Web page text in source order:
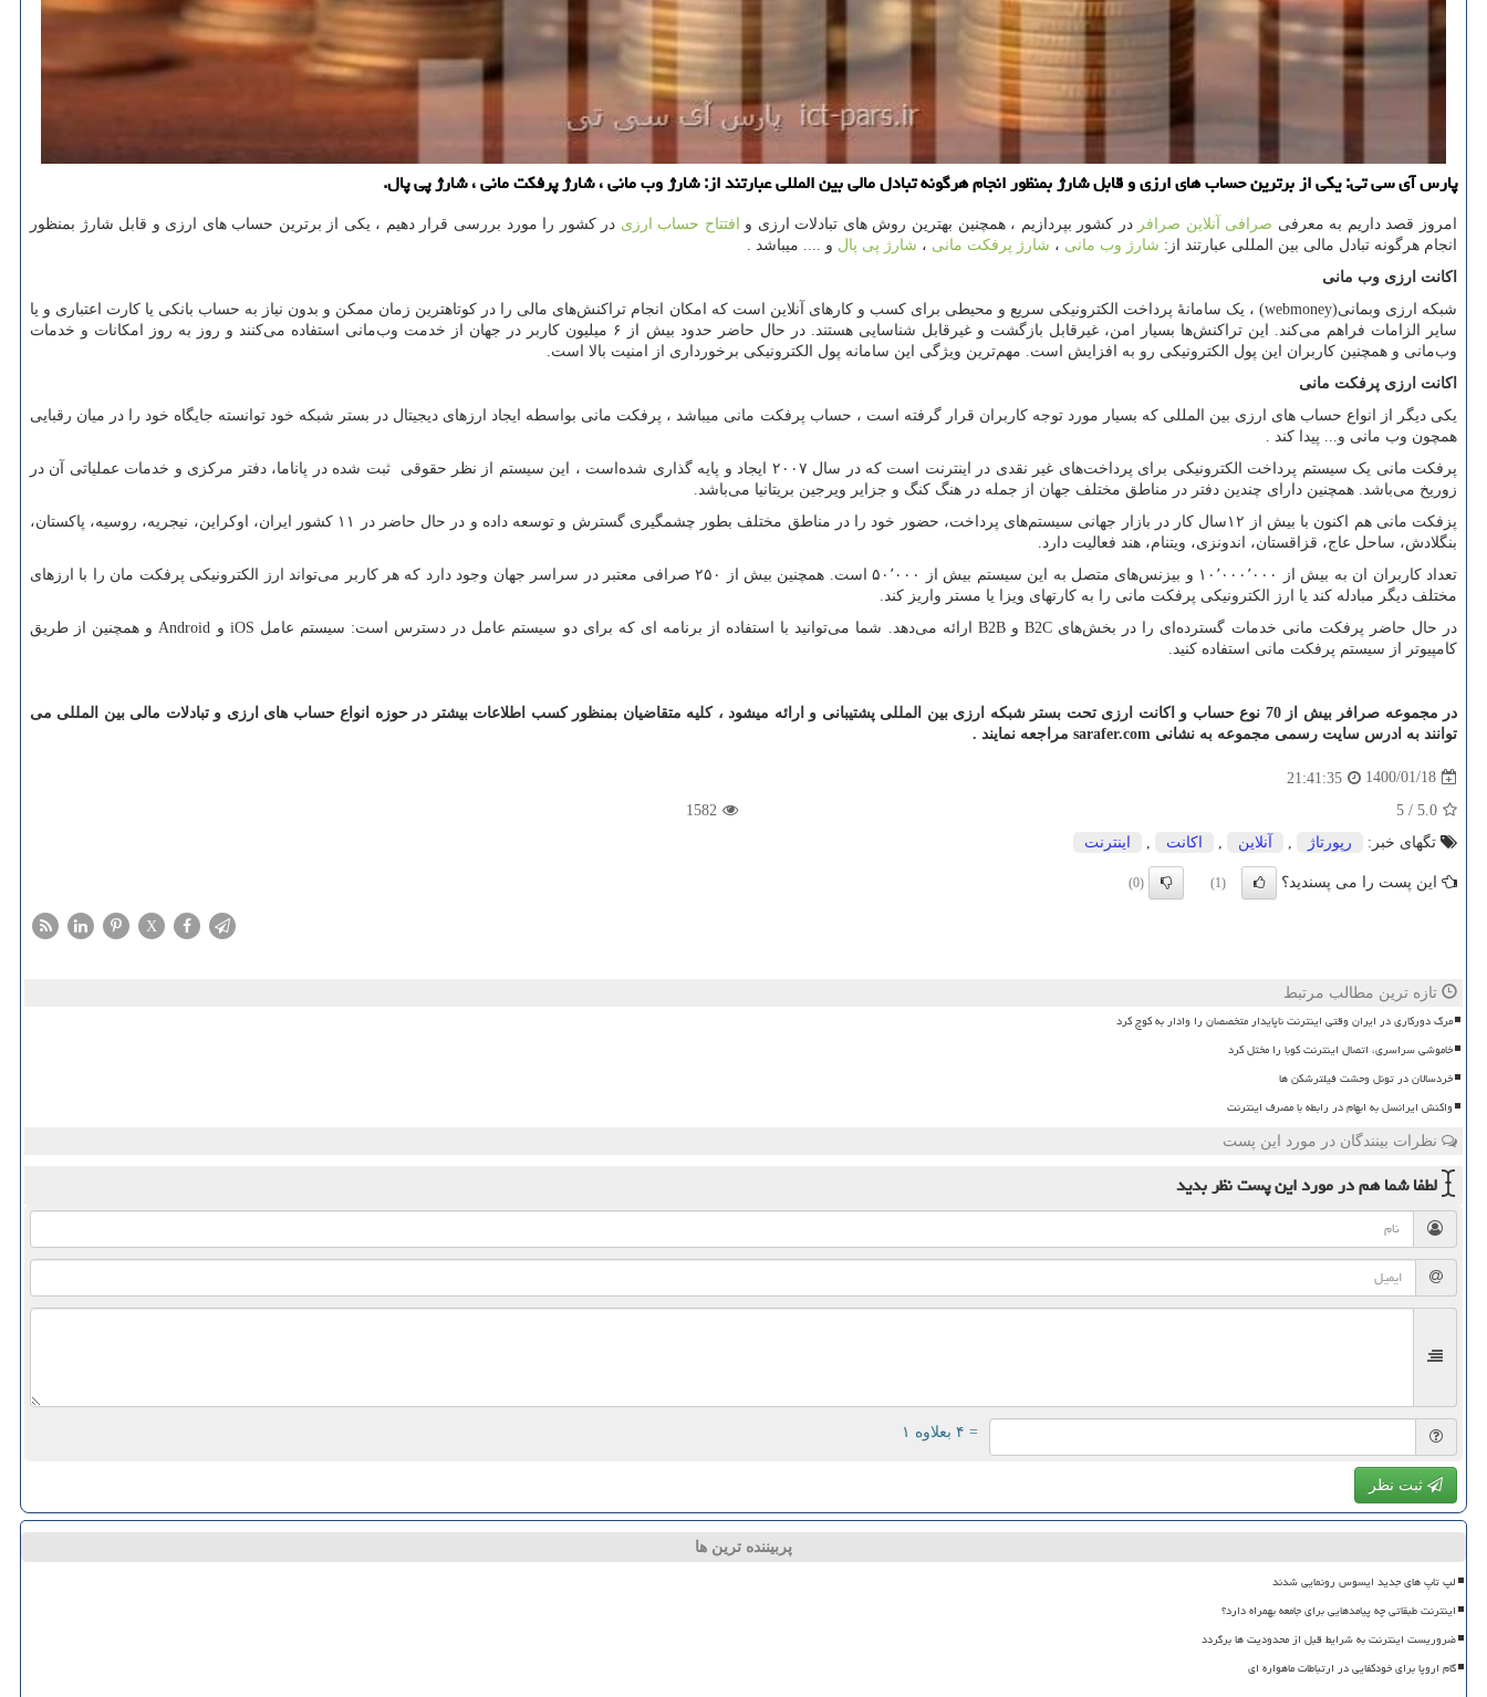
پارس آی سی تی: یكی از برترین حساب های ارزی و قابل شارژ بمنظور انجام هرگونه تبادل مالی بین المللی عبارتند از: شارژ وب مانی ، شارژ پرفكت مانی ، شارژ پی پال.
امروز قصد داریم به معرفی صرافی آنلاین صرافر در کشور بپردازیم ، همچنین بهترین روش های تبادلات ارزی و افتتاح حساب ارزی در کشور را مورد بررسی قرار دهیم ، یکی از برترین حساب های ارزی و قابل شارژ بمنظور
انجام هرگونه تبادل مالی بین المللی عبارتند از: شارژ وب مانی ، شارژ پرفکت مانی ، شارژ پی پال و .... میباشد .
اکانت ارزی وب مانی
شبکه ارزی وبمانی(webmoney) ، یک سامانهٔ پرداخت الکترونیکی سریع و محیطی برای کسب و کارهای آنلاین است که امکان انجام تراکنش‌های مالی را در کوتاهترین زمان ممکن و بدون نیاز به حساب بانکی یا کارت اعتباری و یا
سایر الزامات فراهم می‌کند. این تراکنش‌ها بسیار امن، غیرقابل بازگشت و غیرقابل شناسایی هستند. در حال حاضر حدود بیش از ۶ میلیون کاربر در جهان از خدمت وب‌مانی استفاده می‌کنند و روز به روز امکانات و خدمات
وب‌مانی و همچنین کاربران این پول الکترونیکی رو به افزایش است. مهم‌ترین ویژگی این سامانه پول الکترونیکی برخورداری از امنیت بالا است.
اکانت ارزی پرفکت مانی
یکی دیگر از انواع حساب های ارزی بین المللی که بسیار مورد توجه کاربران قرار گرفته است ، حساب پرفکت مانی میباشد ، پرفکت مانی بواسطه ایجاد ارزهای دیجیتال در بستر شبکه خود توانسته جایگاه خود را در میان رقبایی
همچون وب مانی و... پیدا کند .
پرفکت مانی یک سیستم پرداخت الکترونیکی برای پرداخت‌های غیر نقدی در اینترنت است که در سال ۲۰۰۷ ایجاد و پایه گذاری شده‌است ، این سیستم از نظر حقوقی ثبت شده در پاناما، دفتر مرکزی و خدمات عملیاتی آن در
زوریخ می‌باشد. همچنین دارای چندین دفتر در مناطق مختلف جهان از جمله در هنگ کنگ و جزایر ویرجین بریتانیا می‌باشد.
پزفکت مانی هم اکنون با بیش از ۱۲سال کار در بازار جهانی سیستم‌های پرداخت، حضور خود را در مناطق مختلف بطور چشمگیری گسترش و توسعه داده و در حال حاضر در ۱۱ کشور ایران، اوکراین، نیجریه، روسیه، پاکستان،
بنگلادش، ساحل عاج، قزاقستان، اندونزی، ویتنام، هند فعالیت دارد.
تعداد کاربران ان به بیش از ۱۰٬۰۰۰٬۰۰۰ و بیزنس‌های متصل به این سیستم بیش از ۵۰٬۰۰۰ است. همچنین بیش از ۲۵۰ صرافی معتبر در سراسر جهان وجود دارد که هر کاربر می‌تواند ارز الکترونیکی پرفکت مان را با ارزهای
مختلف دیگر مبادله کند یا ارز الکترونیکی پرفکت مانی را به کارتهای ویزا یا مستر واریز کند.
در حال حاضر پرفکت مانی خدمات گسترده‌ای را در بخش‌های B2C و B2B ارائه می‌دهد. شما می‌توانید با استفاده از برنامه ای که برای دو سیستم عامل در دسترس است: سیستم عامل iOS و Android و همچنین از طریق
کامپیوتر از سیستم پرفکت مانی استفاده کنید.
در مجموعه صرافر بیش از 70 نوع حساب و اکانت ارزی تحت بستر شبکه ارزی بین المللی پشتیبانی و ارائه میشود ، کلیه متقاضیان بمنظور کسب اطلاعات بیشتر در حوزه انواع حساب های ارزی و تبادلات مالی بین المللی می
توانند به ادرس سایت رسمی مجموعه به نشانی sarafer.com مراجعه نمایند .
1400/01/18
21:41:35
5.0
/
5
1582
تگهای خبر:
رپورتاژ آنلاین اكانت اینترنت
این پست را می پسندید؟ (1)
(0)
X
تازه ترین مطالب مرتبط
مرگ دورکاری در ایران وقتی اینترنت ناپایدار متخصصان را وادار به کوچ کرد
خاموشی سراسری، اتصال اینترنت کوبا را مختل کرد
خردسالان در تونل وحشت فیلترشکن ها
واکنش ایرانسل به ابهام در رابطه با مصرف اینترنت
نظرات بینندگان در مورد این پست
لطفا شما همدر مورد این پستنظر بدید
= ۴ بعلاوه ۱
ثبت نظر
پربیننده ترین ها
لپ تاپ های جدید ایسوس رونمایی شدند
اینترنت طبقاتی چه پیامدهایی برای جامعه بهمراه دارد؟
ضروریست اینترنت به شرایط قبل از محدودیت ها برگردد
گام اروپا برای خودکفایی در ارتباطات ماهواره ای